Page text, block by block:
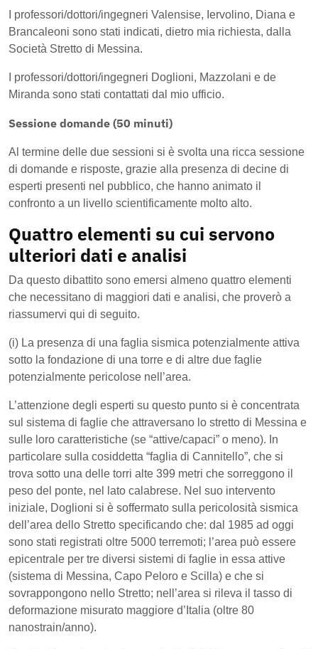
I professori/dottori/ingegneri Valensise, Iervolino, Diana e
Brancaleoni sono stati indicati, dietro mia richiesta, dalla
Società Stretto di Messina.
I professori/dottori/ingegneri Doglioni, Mazzolani e de
Miranda sono stati contattati dal mio ufficio.
Sessione domande (50 minuti)
Al termine delle due sessioni si è svolta una ricca sessione
di domande e risposte, grazie alla presenza di decine di
esperti presenti nel pubblico, che hanno animato il
confronto a un livello scientificamente molto alto.
Quattro elementi su cui servono
ulteriori dati e analisi
Da questo dibattito sono emersi almeno quattro elementi
che necessitano di maggiori dati e analisi, che proverò a
riassumervi qui di seguito.
(i) La presenza di una faglia sismica potenzialmente attiva
sotto la fondazione di una torre e di altre due faglie
potenzialmente pericolose nell’area.
L’attenzione degli esperti su questo punto si è concentrata
sul sistema di faglie che attraversano lo stretto di Messina e
sulle loro caratteristiche (se “attive/capaci” o meno). In
particolare sulla cosiddetta “faglia di Cannitello”, che si
trova sotto una delle torri alte 399 metri che sorreggono il
peso del ponte, nel lato calabrese. Nel suo intervento
iniziale, Doglioni si è soffermato sulla pericolosità sismica
dell’area dello Stretto specificando che: dal 1985 ad oggi
sono stati registrati oltre 5000 terremoti; l’area può essere
epicentrale per tre diversi sistemi di faglie in essa attive
(sistema di Messina, Capo Peloro e Scilla) e che si
sovrappongono nello Stretto; nell’area si rileva il tasso di
deformazione misurato maggiore d’Italia (oltre 80
nanostrain/anno).